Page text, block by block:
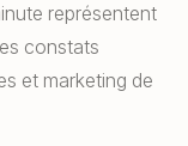
représentent
constats
et marketing de